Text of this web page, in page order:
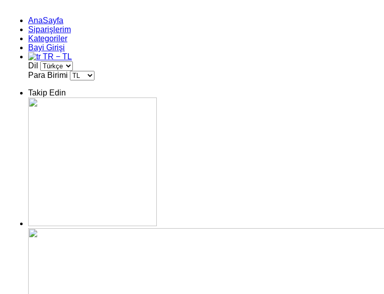
AnaSayfa
Siparişlerim
Kategoriler
Bayi Girişi
TR − TL
Dil
Para Birimi
Takip Edin